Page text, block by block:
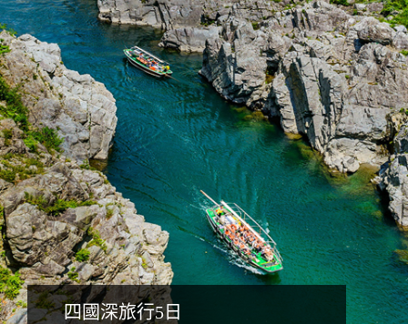
四國深旅行5日
詳細行程